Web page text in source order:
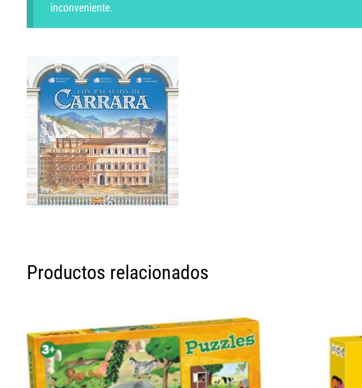
inconveniente.
Productos relacionados